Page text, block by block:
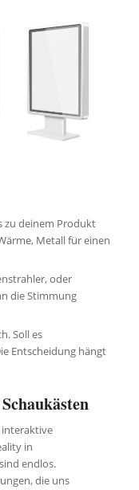
zu deinem Produkt
Metall für einen
oder
die Stimmung
Soll es
Entscheidung hängt
interaktive
in
endlos.
die uns